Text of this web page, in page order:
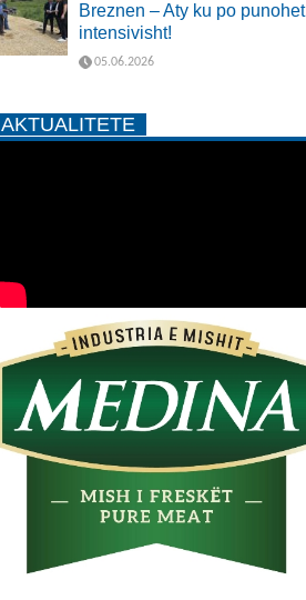
Breznen – Aty ku po punohet
intensivisht!
05.06.2026
AKTUALITETE